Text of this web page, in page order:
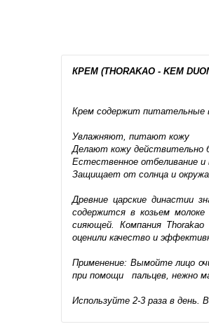
КРЕМ (THORAKAO - KEM
Крем содержит питательные
Увлажняют, питают кожу
Делают кожу действительно
Естественное отбеливание и
Защищает от солнца и
Древние царские династии
содержится в козьем
сияющей. Компания
оценили качество и
Применение: Вымойте лицо
при помощи пальцев, нежно
Используйте 2-3 раза в день.